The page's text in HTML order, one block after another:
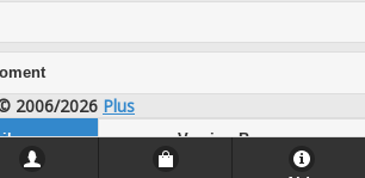
contents
2006/2026 Plus
Version Bureau